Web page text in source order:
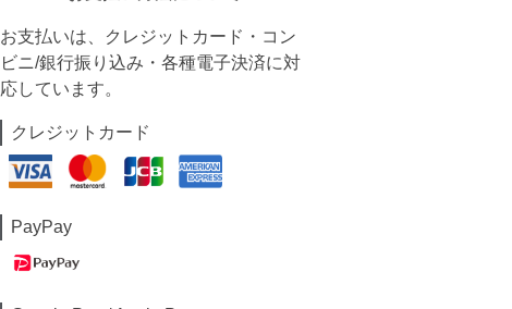
お支払いは、クレジットカード・コン
ビニ/銀行振り込み・各種電子決済に対
応しています。
クレジットカード
PayPay